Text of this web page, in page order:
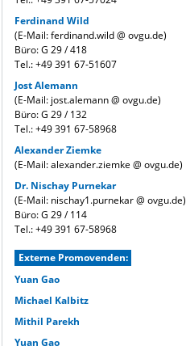
Ferdinand Wild
(E-Mail: ferdinand.wild @ ovgu.de)
Büro: G 29 / 418
Tel.: +49 391 67-51607
Jost Alemann
(E-Mail: jost.alemann @ ovgu.de)
Büro: G 29 / 132
Tel.: +49 391 67-58968
Alexander Ziemke
(E-Mail: alexander.ziemke @ ovgu.de)
Dr. Nischay Purnekar
(E-Mail: nischay1.purnekar @ ovgu.de)
Büro: G 29 / 114
Tel.: +49 391 67-58968
Externe Promovenden:
Yuan Gao
Michael Kalbitz
Mithil Parekh
Yuan Gao